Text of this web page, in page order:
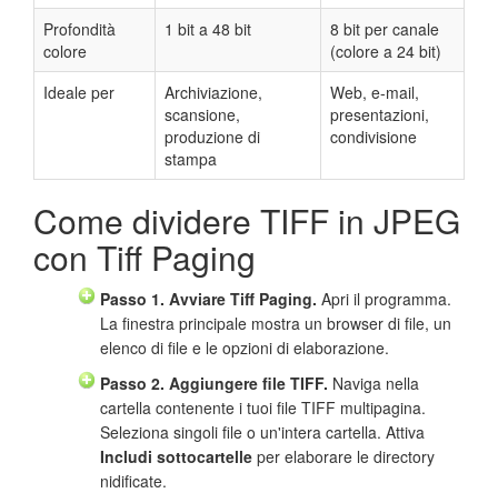
Profondità
colore
1 bit a 48 bit
8 bit per canale
(colore a 24 bit)
Ideale per
Archiviazione,
scansione,
produzione di
stampa
Web, e-mail,
presentazioni,
condivisione
Come dividere TIFF in JPEG
con Tiff Paging
Passo 1. Avviare Tiff Paging. Apri il programma.
La finestra principale mostra un browser di file, un
elenco di file e le opzioni di elaborazione.
Passo 2. Aggiungere file TIFF. Naviga nella
cartella contenente i tuoi file TIFF multipagina.
Seleziona singoli file o un'intera cartella. Attiva
Includi sottocartelle per elaborare le directory
nidificate.